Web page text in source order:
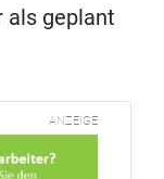
als geplant
ANZEIGE